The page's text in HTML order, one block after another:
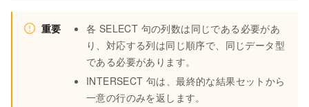
重要
各 SELECT 句の列数は同じである必要があ
り、対応する列は同じ順序で、同じデータ型
である必要があります。
INTERSECT 句は、最終的な結果セットから
一意の行のみを返します。